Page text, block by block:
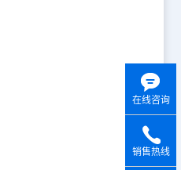
在线咨询
销售热线